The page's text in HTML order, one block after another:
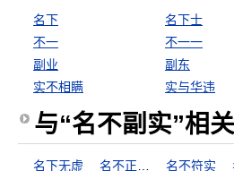
名下 名下士
不一
不一一
副业
副东
实不相瞒
实与华违
与“名不副实”相
名下无虚 名不符实